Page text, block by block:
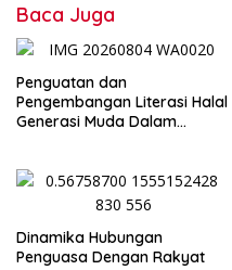
Baca Juga
Penguatan dan
Pengembangan Literasi Halal
Generasi Muda Dalam
Dinamika Hubungan
Penguasa Dengan Rakyat